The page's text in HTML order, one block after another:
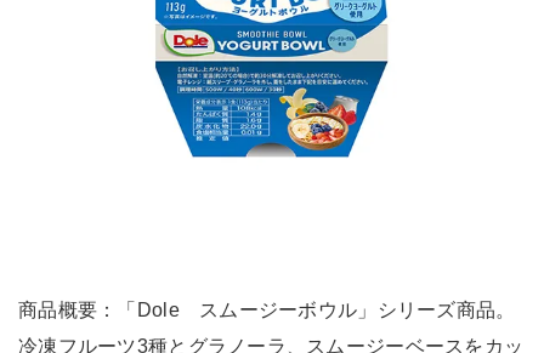
商品概要：「Dole スムージーボウル」シリーズ商品。
冷凍フルーツ3種とグラノーラ、スムージーベースをカッ